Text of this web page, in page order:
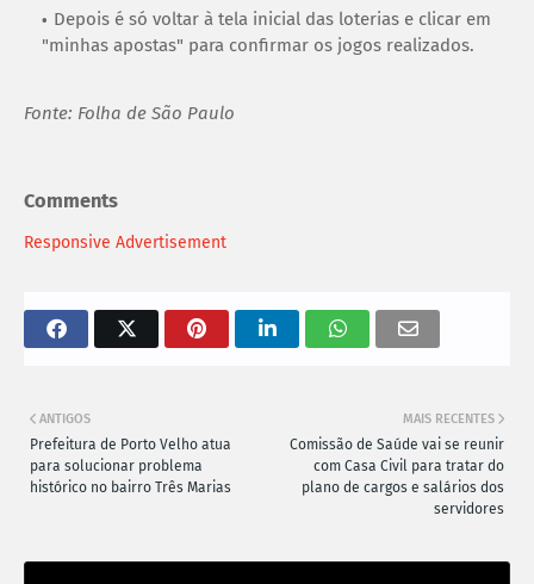
Depois é só voltar à tela inicial das loterias e clicar em
"minhas apostas" para confirmar os jogos realizados.
Fonte: Folha de São Paulo
Comments
Responsive Advertisement
MAIS RECENTES
Comissão de Saúde vai se reunir
com Casa Civil para tratar do
plano de cargos e salários dos
servidores
ANTIGOS
Prefeitura de Porto Velho atua
para solucionar problema
histórico no bairro Três Marias